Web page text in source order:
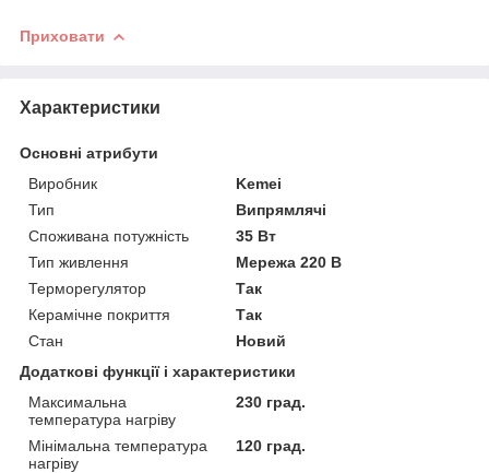
Приховати
Характеристики
Основні атрибути
Виробник
Kemei
Тип
Випрямлячі
Споживана потужність
35 Вт
Тип живлення
Мережа 220 В
Терморегулятор
Так
Керамічне покриття
Так
Стан
Новий
Додаткові функції і характеристики
Максимальна
температура нагріву
230 град.
Мінімальна температура
нагріву
120 град.